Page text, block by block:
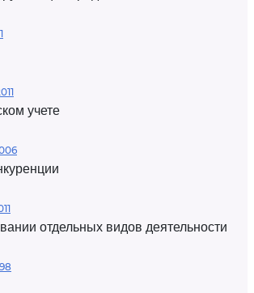
учете
отдельных видов деятельности